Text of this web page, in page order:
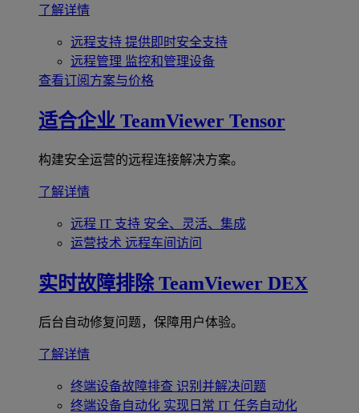
了解详情
远程支持 提供即时安全支持
远程管理 监控和管理设备
查看订阅方案与价格
适合企业 TeamViewer Tensor
构建安全运营的远程连接解决方案。
了解详情
远程 IT 支持 安全、灵活、集成
运营技术 远程车间访问
实时故障排除 TeamViewer DEX
后台自动修复问题，保障用户体验。
了解详情
终端设备故障排查 识别并解决问题
终端设备自动化 实现日常 IT 任务自动化